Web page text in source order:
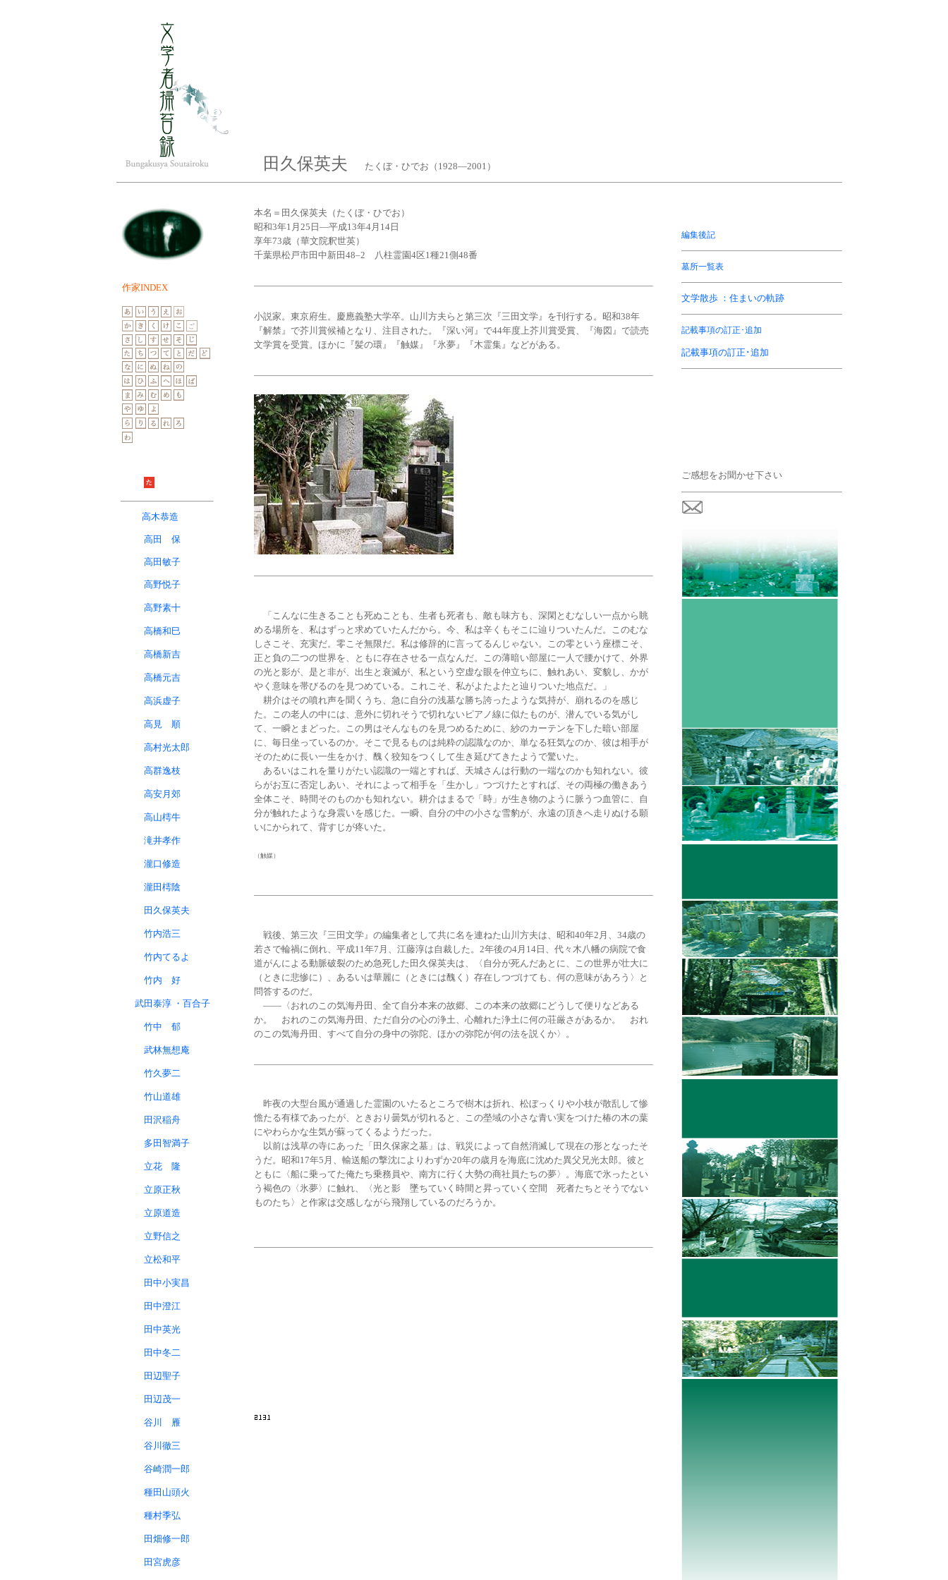
田久保英夫 たくぼ・ひでお（1928—2001）
本名＝田久保英夫（たくぼ・ひでお）
昭和3年1月25日—平成13年4月14日
享年73歳（華文院釈世英）
千葉県松戸市田中新田48–2 八柱霊園4区1種21側48番
小説家。東京府生。慶應義塾大学卒。山川方夫らと第三次『三田文学』を刊行する。昭和38年
『解禁』で芥川賞候補となり、注目された。『深い河』で44年度上芥川賞受賞、『海図』で読売
文学賞を受賞。ほかに『髪の環』『触媒』『氷夢』『木霊集』などがある。
「こんなに生きることも死ぬことも、生者も死者も、敵も味方も、深閑とむなしい一点から眺
める場所を、私はずっと求めていたんだから。今、私は辛くもそこに辿りついたんだ。このむな
しさこそ、充実だ。零こそ無限だ。私は修辞的に言ってるんじゃない。この零という座標こそ、
正と負の二つの世界を、ともに存在させる一点なんだ。この薄暗い部屋に一人で腰かけて、外界
の光と影が、是と非が、出生と衰滅が、私という空虚な眼を仲立ちに、触れあい、変貌し、かが
やく意味を帯びるのを見つめている。これこそ、私がよたよたと辿りついた地点だ。」
耕介はその噴れ声を聞くうち、急に自分の浅墓な勝ち誇ったような気持が、崩れるのを感じ
た。この老人の中には、意外に切れそうで切れないピアノ線に似たものが、潜んでいる気がし
て、一瞬とまどった。この男はそんなものを見つめるために、紗のカーテンを下した暗い部屋
に、毎日坐っているのか。そこで見るものは純粋の認識なのか、単なる狂気なのか、彼は相手が
そのために長い一生をかけ、醜く狡知をつくして生き延びてきたようで驚いた。
あるいはこれを量りがたい認識の一端とすれば、天城さんは行動の一端なのかも知れない。彼
らがお互に否定しあい、それによって相手を「生かし」つづけたとすれば、その両極の働きあう
全体こそ、時間そのものかも知れない。耕介はまるで「時」が生き物のように脈うつ血管に、自
分が触れたような身震いを感じた。一瞬、自分の中の小さな雪豹が、永遠の頂きへ走りぬける願
いにかられて、背すじが疼いた。
（触媒）
戦後、第三次『三田文学』の編集者として共に名を連ねた山川方夫は、昭和40年2月、34歳の
若さで輪禍に倒れ、平成11年7月、江藤淳は自裁した。2年後の4月14日、代々木八幡の病院で食
道がんによる動脈破裂のため急死した田久保英夫は、〈自分が死んだあとに、この世界が壮大に
（ときに悲惨に）、あるいは華麗に（ときには醜く）存在しつづけても、何の意味があろう〉と
問答するのだ。
——〈おれのこの気海丹田、全て自分本来の故郷、この本来の故郷にどうして便りなどある
か。 おれのこの気海丹田、ただ自分の心の浄土、心離れた浄土に何の荘厳さがあるか。 おれ
のこの気海丹田、すべて自分の身中の弥陀、ほかの弥陀が何の法を説くか〉。
昨夜の大型台風が通過した霊園のいたるところで樹木は折れ、松ぼっくりや小枝が散乱して惨
憺たる有様であったが、ときおり曇気が切れると、この塋域の小さな青い実をつけた椿の木の葉
にやわらかな生気が蘇ってくるようだった。
以前は浅草の寺にあった「田久保家之墓」は、戦災によって自然消滅して現在の形となったそ
うだ。昭和17年5月、輸送船の撃沈によりわずか20年の歳月を海底に沈めた異父兄光太郎。彼と
ともに〈船に乗ってた俺たち乗務員や、南方に行く大勢の商社員たちの夢〉。海底で氷ったとい
う褐色の〈氷夢〉に触れ、〈光と影 墜ちていく時間と昇っていく空間 死者たちとそうでない
ものたち〉と作家は交感しながら飛翔しているのだろうか。
編集後記
墓所一覧表
文学散歩 ：住まいの軌跡
記載事項の訂正･追加
記載事項の訂正･追加
ご感想をお聞かせ下さい
作家INDEX
高木恭造
高田 保
高田敏子
高野悦子
高野素十
高橋和巳
高橋新吉
高橋元吉
高浜虚子
高見 順
高村光太郎
高群逸枝
高安月郊
高山樗牛
滝井孝作
瀧口修造
瀧田樗陰
田久保英夫
竹内浩三
竹内てるよ
竹内 好
武田泰淳 ・百合子
竹中 郁
武林無想庵
竹久夢二
竹山道雄
田沢稲舟
多田智満子
立花 隆
立原正秋
立原道造
立野信之
立松和平
田中小実昌
田中澄江
田中英光
田中冬二
田辺聖子
田辺茂一
谷川 雁
谷川徹三
谷崎潤一郎
種田山頭火
種村季弘
田畑修一郎
田宮虎彦